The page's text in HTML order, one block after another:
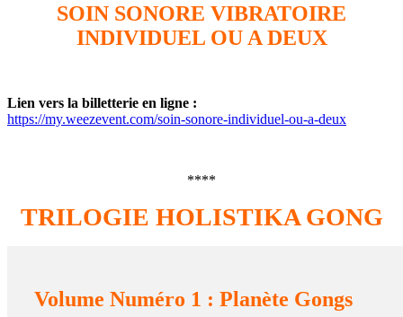
SOIN SONORE VIBRATOIRE
INDIVIDUEL OU A DEUX
Lien vers la billetterie en ligne :
https://my.weezevent.com/soin-sonore-individuel-ou-a-deux
****
TRILOGIE HOLISTIKA GONG
Volume Numéro 1 : Planète Gongs